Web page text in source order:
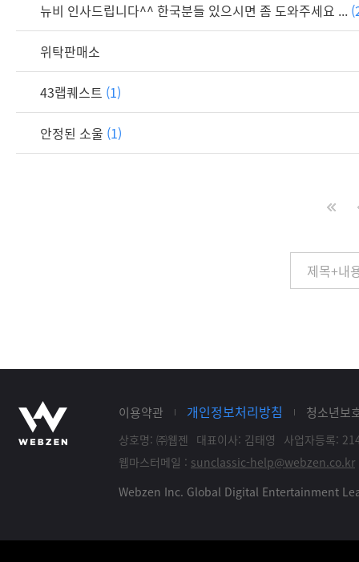
뉴비 인사드립니다^^ 한국분들 있으시면 좀 도와주세요 ...
위탁판매소
43랩퀘스트 (1)
안정된 소울 (1)
이용약관 개인정보처리방침 청소년보
상호명: ㈜웹젠 대표이사: 김태영
사업자등록:
웹마스터메일 : sunclassic-help@webzen.co.kr
Webzen Inc. Global Digital Entertainment